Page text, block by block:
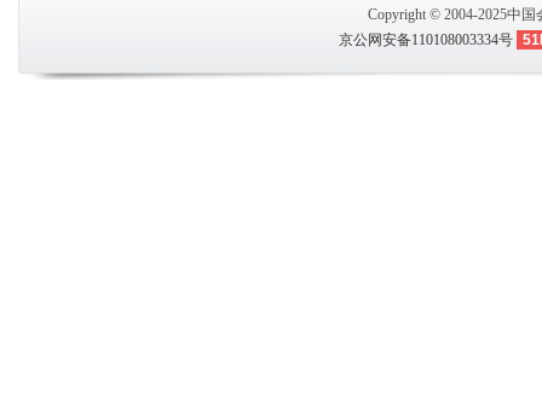
Copyright © 2004-2025中国
京公网安备110108003334号